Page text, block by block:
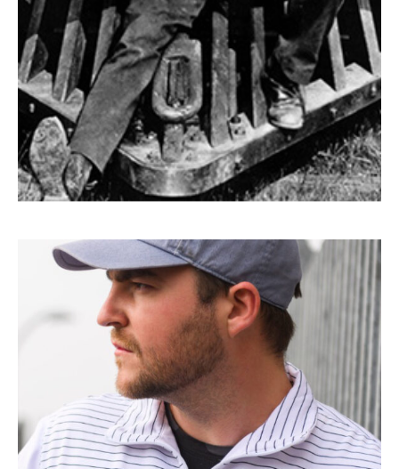
Le Mécano de la Générale
Nefaste + Davodka